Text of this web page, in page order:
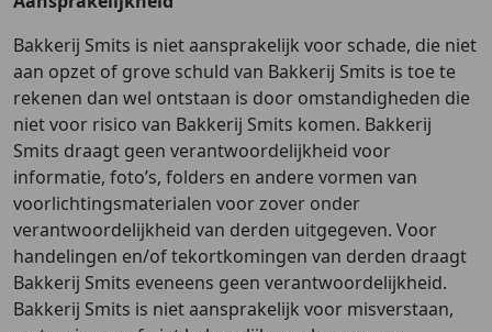
Bakkerij Smits is niet aansprakelijk voor schade, die niet
aan opzet of grove schuld van Bakkerij Smits is toe te
rekenen dan wel ontstaan is door omstandigheden die
niet voor risico van Bakkerij Smits komen. Bakkerij
Smits draagt geen verantwoordelijkheid voor
informatie, foto’s, folders en andere vormen van
voorlichtingsmaterialen voor zover onder
verantwoordelijkheid van derden uitgegeven. Voor
handelingen en/of tekortkomingen van derden draagt
Bakkerij Smits eveneens geen verantwoordelijkheid.
Bakkerij Smits is niet aansprakelijk voor misverstaan,